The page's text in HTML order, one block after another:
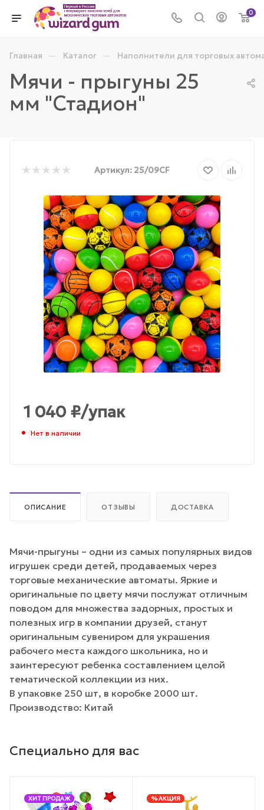
0
Главная — Каталог — Наполнители для торговых
Мячи - прыгуны 25
мм "Стадион"
Артикул: 25/09CF
1 040 ₽/упак
Нет в наличии
ОПИСАНИЕ ОТЗЫВЫ ДОСТАВКА
Мячи-прыгуны – одни из самых популярных видов
игрушек среди детей, продаваемых через
торговые механические автоматы. Яркие и
оригинальные по цвету мячи послужат отличным
поводом для множества задорных, простых и
полезных игр в компании друзей, станут
оригинальным сувениром для украшения
рабочего места каждого школьника, но и
заинтересуют ребенка составлением целой
тематической коллекции из них.
В упаковке 250 шт, в коробке 2000 шт.
Производство: Китай
Специально для вас
ХИТ ПРОДАЖ % АКЦИЯ